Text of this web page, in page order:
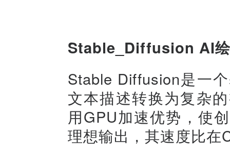
Stable_Diffusion AI
Stable Diffusion是一
文本描述转换为复杂
用GPU加速优势，使
理想输出，其速度比在